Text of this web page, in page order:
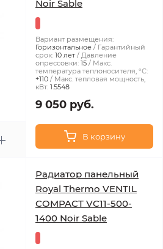
Noir Sable
Вариант размещения:
Горизонтальное
Гарантийный
срок: 10 лет
Давление
опрессовки: 15
Макс.
температура теплоносителя, °С:
+110
Макс. тепловая мощность,
кВт: 1.5548
9 050 руб.
В корзину
Радиатор панельный
Royal Thermo VENTIL
COMPACT VC11-500-
1400 Noir Sable